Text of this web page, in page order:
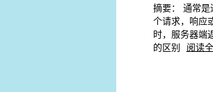
摘要： 通常是
个请求，响应
时，服务器端
的区别 阅读